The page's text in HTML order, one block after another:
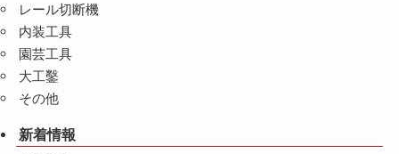
レール切断機
内装工具
園芸工具
大工鑿
その他
新着情報